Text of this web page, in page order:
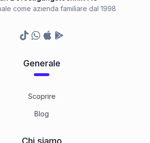
blank
gelbverzinkt
come azienda familiare dal 1998
TikTokWhatsapp
Appstore
Google Play Store
Generale
Scoprire
Blog
Chi siamo